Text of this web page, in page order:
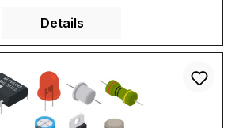
Details